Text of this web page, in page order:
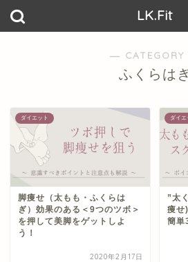
LK.Fit
―
ふくらは
ダイエット
脚痩せ（太もも・ふくらは
ぎ）効果のある＜9つのツボ＞
を押して美脚をゲットしよ
う！
2020年2月17日
ダイエ
”太
痩せ
簡単